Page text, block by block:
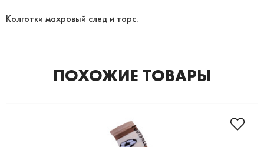
Колготки махровый след и торс.
ПОХОЖИЕ ТОВАРЫ